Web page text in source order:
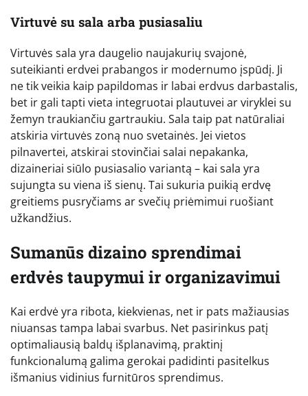
Virtuvė su sala arba pusiasaliu
Virtuvės sala yra daugelio naujakurių svajonė,
suteikianti erdvei prabangos ir modernumo įspūdį. Ji
ne tik veikia kaip papildomas ir labai erdvus darbastalis,
bet ir gali tapti vieta integruotai plautuvei ar viryklei su
žemyn traukiančiu gartraukiu. Sala taip pat natūraliai
atskiria virtuvės zoną nuo svetainės. Jei vietos
pilnavertei, atskirai stovinčiai salai nepakanka,
dizaineriai siūlo pusiasalio variantą – kai sala yra
sujungta su viena iš sienų. Tai sukuria puikią erdvę
greitiems pusryčiams ar svečių priėmimui ruošiant
užkandžius.
Sumanūs dizaino sprendimai
erdvės taupymui ir organizavimui
Kai erdvė yra ribota, kiekvienas, net ir pats mažiausias
niuansas tampa labai svarbus. Net pasirinkus patį
optimaliausią baldų išplanavimą, praktinį
funkcionalumą galima gerokai padidinti pasitelkus
išmanius vidinius furnitūros sprendimus.